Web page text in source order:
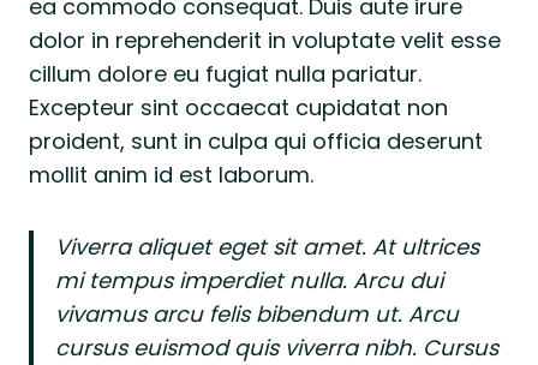
ea commodo consequat. Duis aute irure
dolor in reprehenderit in voluptate velit esse
cillum dolore eu fugiat nulla pariatur.
Excepteur sint occaecat cupidatat non
proident, sunt in culpa qui officia deserunt
mollit anim id est laborum.
Viverra aliquet eget sit amet. At ultrices
mi tempus imperdiet nulla. Arcu dui
vivamus arcu felis bibendum ut. Arcu
cursus euismod quis viverra nibh. Cursus